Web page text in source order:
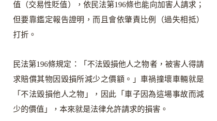
值（交易性貶值），依民法第196條也能向加害人請求；
但要靠鑑定報告證明，而且會依肇責比例（過失相抵）
打折。
民法第196條規定：「不法毀損他人之物者，被害人得請
求賠償其物因毀損所減少之價額。」車禍撞壞車輛就是
「不法毀損他人之物」，因此「車子因為這場事故而減
少的價值」，本來就是法律允許請求的損害。